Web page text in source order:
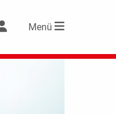
Menü